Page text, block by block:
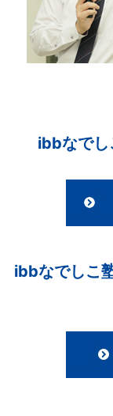
ibbなでし
ibbなでしこ